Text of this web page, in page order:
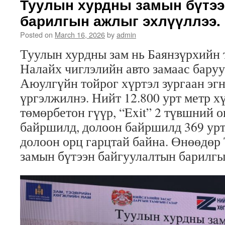
ГАЗРЫН
ДАРГА
Г.БАТДОРЖ
УЛААНБААТАР
МУЗЕЙН
ҮЙЛ
АЖИЛЛАГААТАЙ
ТАНИЛЦЛАА.
барилгын ажлыг эхлүүллээ.
Posted on March 16, 2026byadmin
Туулын хурдны зам нь Баянзүрхийн
Налайх чиглэлийн авто замаас
Аюулгүйн тойрог хүртэл зургаан
үргэлжилнэ. Нийт 12.800 урт метр
төмөрбетон гүүр, “Exit” 2 түвшний
байршилд, долоон байршилд 369
долоон орц гарцтай байна.
замын бүтээн байгуулалтын